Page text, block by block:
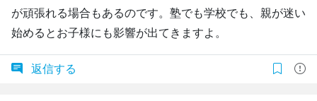
が頑張れる場合もあるのです。塾でも学校でも、親が迷い
始めるとお子様にも影響が出てきますよ。
返信する